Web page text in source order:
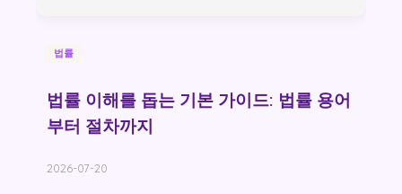
법률
법률 이해를 돕는 기본 가이드: 법률 용어
부터 절차까지
2026-07-20